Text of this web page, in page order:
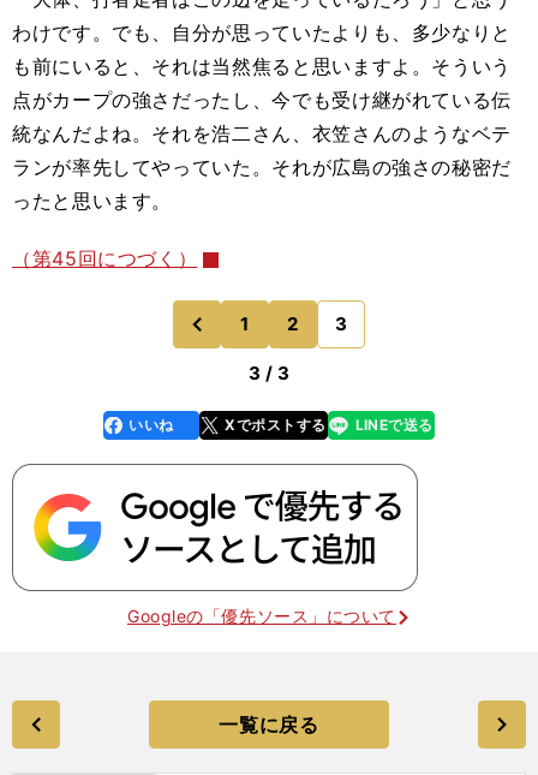
わけです。でも、自分が思っていたよりも、多少なりと
も前にいると、それは当然焦ると思いますよ。そういう
点がカープの強さだったし、今でも受け継がれている伝
統なんだよね。それを浩二さん、衣笠さんのようなベテ
ランが率先してやっていた。それが広島の強さの秘密だ
ったと思います。
（第45回につづく）
前
のページへ
1 2 3
3 / 3
faceboo
k
いいね Xでポストする
line LINEで送る
Googleの「優先ソース」について
一覧に戻る